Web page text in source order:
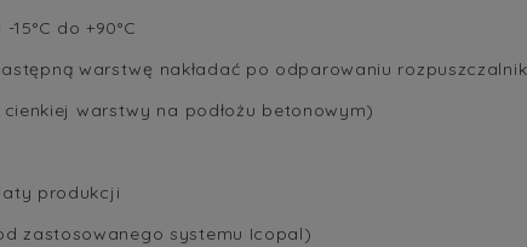
-15°C do +90°C
warstwę nakładać po odparowaniu
warstwy na podłożu betonowym)
produkcji
zastosowanego systemu Icopal)